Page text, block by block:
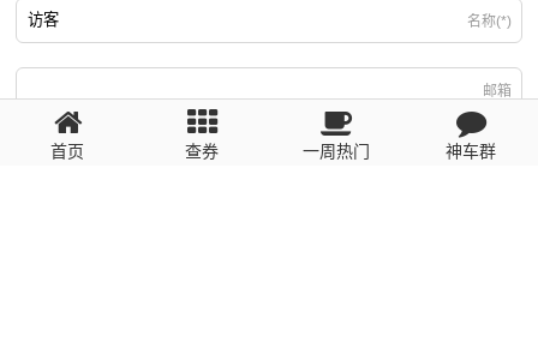
名称(*)
邮箱
回复需填写必要信息
首页 查券 一周热门 神车群